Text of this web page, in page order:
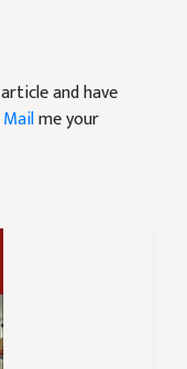
and have
Mailme your